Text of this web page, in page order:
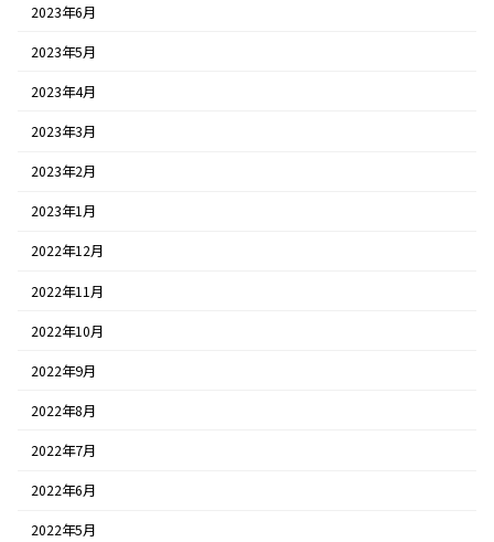
2023年6月
2023年5月
2023年4月
2023年3月
2023年2月
2023年1月
2022年12月
2022年11月
2022年10月
2022年9月
2022年8月
2022年7月
2022年6月
2022年5月